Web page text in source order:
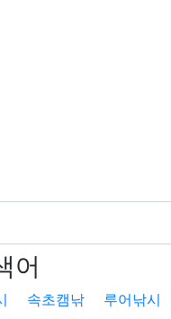
어
속초캠낚 루어낚시